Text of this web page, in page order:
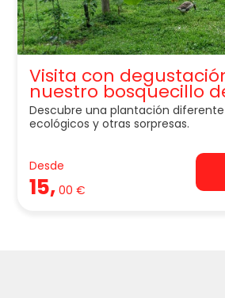
Visita con
nuestro bosquecillo
Descubre una plantación
ecológicos y otras sorpresas.
Desde
15, 00 €